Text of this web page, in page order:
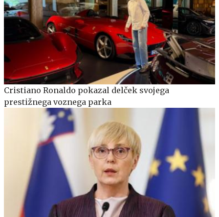
Cristiano Ronaldo pokazal delček svojega
prestižnega voznega parka